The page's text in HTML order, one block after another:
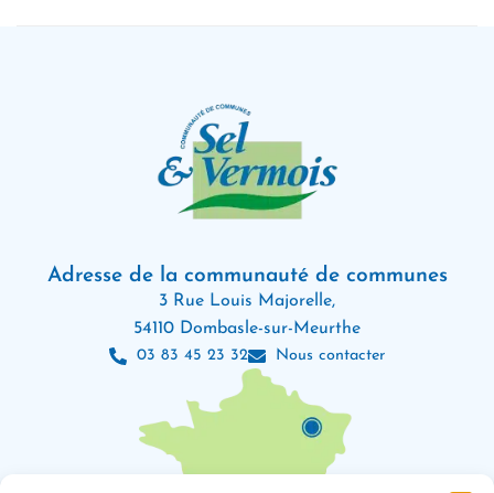
Adresse de la communauté de communes
3 Rue Louis Majorelle,
54110 Dombasle-sur-Meurthe
03 83 45 23 32 Nous contacter